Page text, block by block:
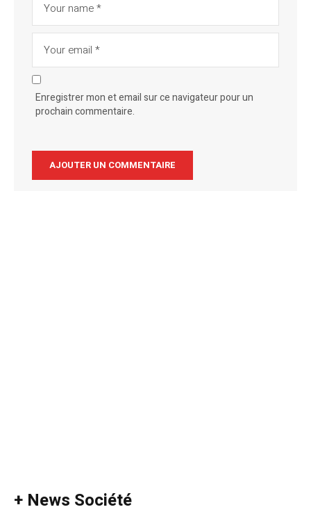
Enregistrer mon et email sur ce navigateur pour un
prochain commentaire.
+ News Société